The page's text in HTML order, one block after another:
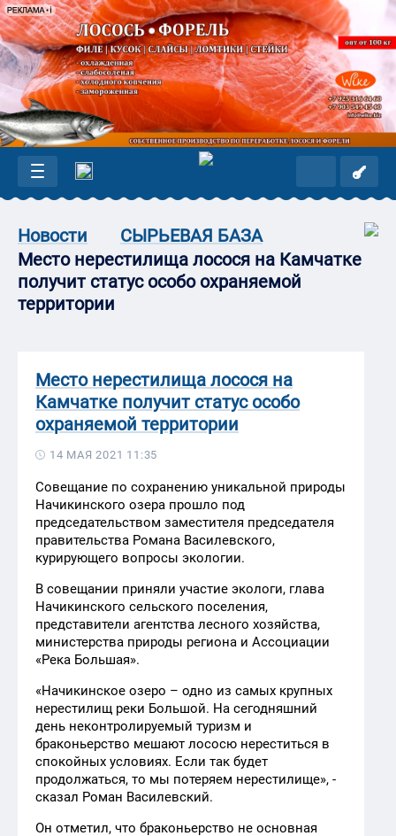
Новости
СЫРЬЕВАЯ БАЗА
Место нерестилища лосося на Камчатке
получит статус особо охраняемой
территории
Место нерестилища лосося на
Камчатке получит статус особо
охраняемой территории
14 МАЯ 2021 11:35
Совещание по сохранению уникальной природы
Начикинского озера прошло под
председательством заместителя председателя
правительства Романа Василевского,
курирующего вопросы экологии.
В совещании приняли участие экологи, глава
Начикинского сельского поселения,
представители агентства лесного хозяйства,
министерства природы региона и Ассоциации
«Река Большая».
«Начикинское озеро – одно из самых крупных
нерестилищ реки Большой. На сегодняшний
день неконтролируемый туризм и
браконьерство мешают лососю нереститься в
спокойных условиях. Если так будет
продолжаться, то мы потеряем нерестилище», -
сказал Роман Василевский.
Он отметил, что браконьерство не основная